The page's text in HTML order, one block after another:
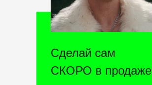
Сделай сам
СКОРО в продаже